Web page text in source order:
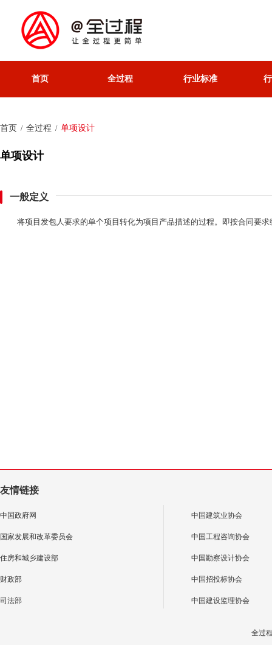
首页 全过程 行业标准
首页 / 全过程 / 单项设计
单项设计
一般定义
将项目发包人要求的单个项目转化为项目产品描述的过程。即按合同要
友情链接
中国政府网
国家发展和改革委员会
住房和城乡建设部
财政部
司法部
中国建筑业协会
中国工程咨询协会
中国勘察设计协会
中国招投标协会
中国建设监理协会
全过